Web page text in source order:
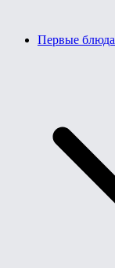
Первые блюда